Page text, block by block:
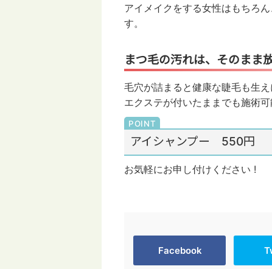
アイメイクをする女性はもちろ
す。
まつ毛の汚れは、そのまま
毛穴が詰まると健康な睫毛も生
エクステが付いたままでも施術
アイシャンプー 550円
お気軽にお申し付けください !
Facebook